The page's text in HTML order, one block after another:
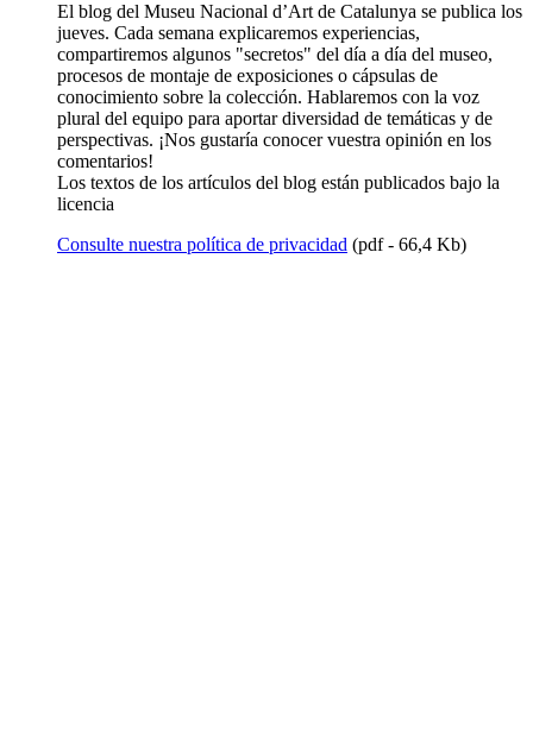
El blog del Museu Nacional d’Art de Catalunya se publica los
jueves. Cada semana explicaremos experiencias,
compartiremos algunos "secretos" del día a día del museo,
procesos de montaje de exposiciones o cápsulas de
conocimiento sobre la colección. Hablaremos con la voz
plural del equipo para aportar diversidad de temáticas y de
perspectivas. ¡Nos gustaría conocer vuestra opinión en los
comentarios!
Los textos de los artículos del blog están publicados bajo la
licencia
Consulte nuestra política de privacidad (pdf - 66,4 Kb)